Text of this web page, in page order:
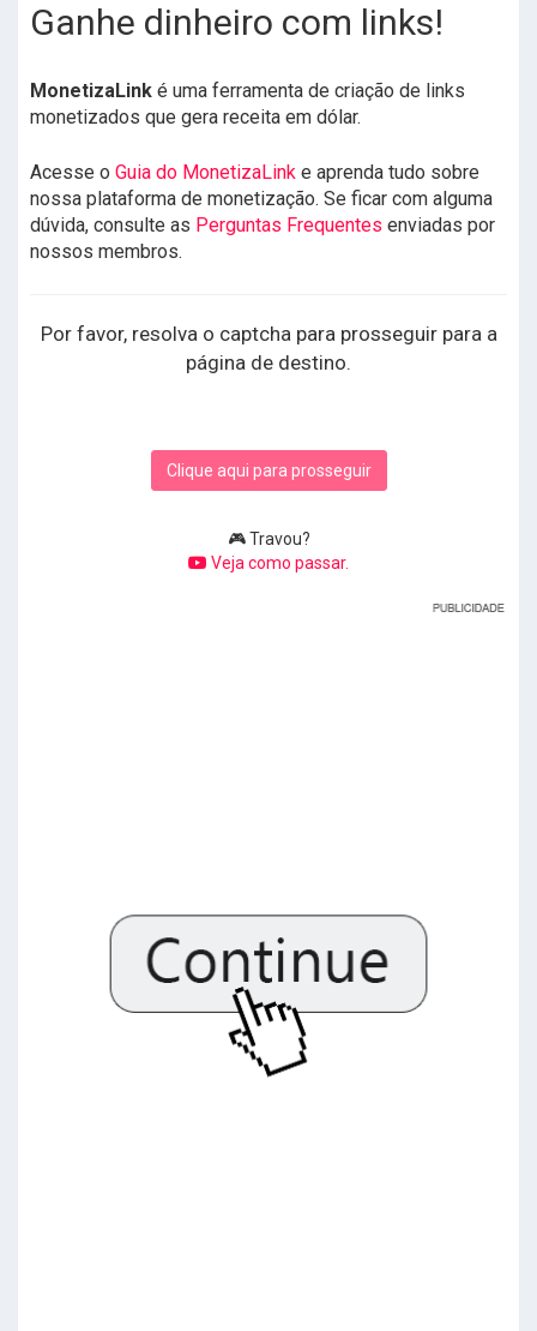
Ganhe dinheiro com links!
MonetizaLink é uma ferramenta de criação de links
monetizados que gera receita em dólar.
Acesse o Guia do MonetizaLink e aprenda tudo sobre
nossa plataforma de monetização. Se ficar com alguma
dúvida, consulte as Perguntas Frequentes enviadas por
nossos membros.
Por favor, resolva o captcha para prosseguir para a
página de destino.
Clique aqui para prosseguir
🎮 Travou?
Veja como passar.